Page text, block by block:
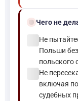
block Чего не
Не
Польши
польского
Не
включая
судебных